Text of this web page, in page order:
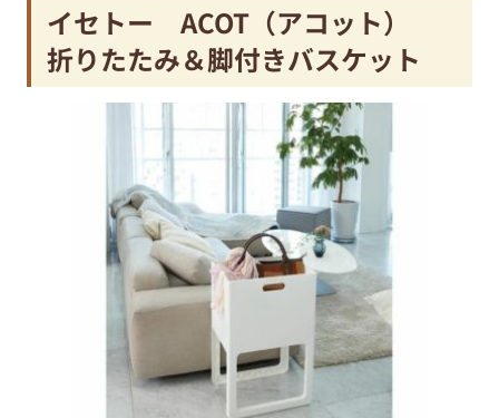
イセトー ACOT（アコット）
折りたたみ＆脚付きバスケット